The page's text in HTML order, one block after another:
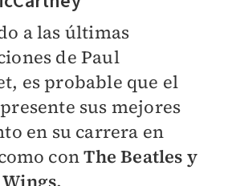
a las últimas
de Paul
es probable que el
sus mejores
en su carrera en
conThe Beatles y